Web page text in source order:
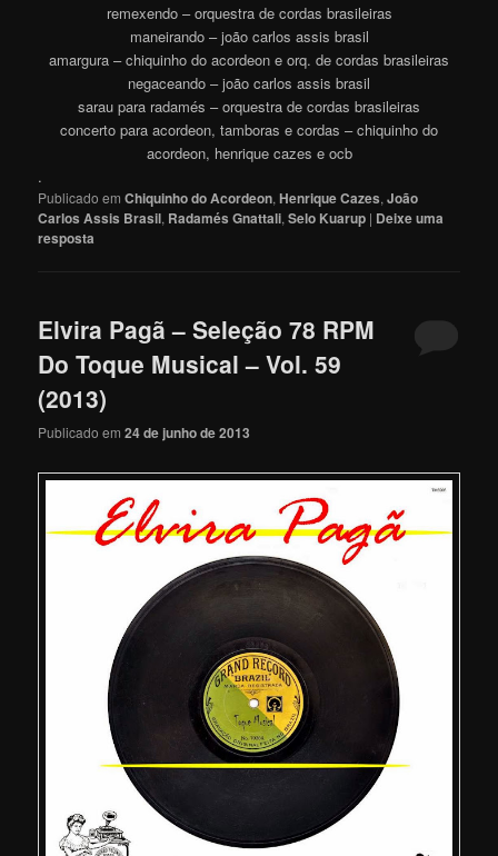
remexendo – orquestra de cordas brasileiras
maneirando – joão carlos assis brasil
amargura – chiquinho do acordeon e orq. de cordas brasileiras
negaceando – joão carlos assis brasil
sarau para radamés – orquestra de cordas brasileiras
concerto para acordeon, tamboras e cordas – chiquinho do
acordeon, henrique cazes e ocb
.
Publicado em Chiquinho do Acordeon,Henrique Cazes,João
Carlos Assis Brasil, Radamés Gnattali,Selo Kuarup | Deixe uma
resposta
Elvira Pagã – Seleção 78 RPM
Do Toque Musical – Vol. 59
(2013)
Publicado em24 de junho de 2013